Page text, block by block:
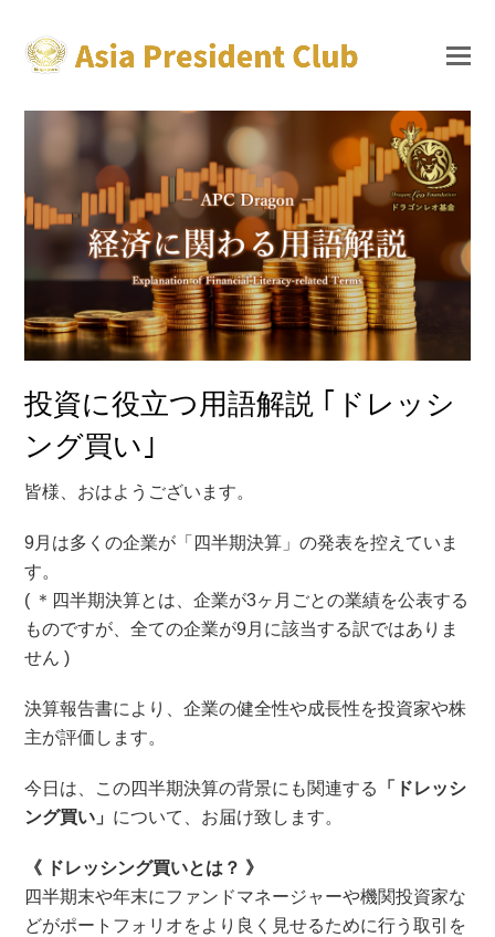
投資に役立つ用語解説 ｢ドレッシ
ング買い｣
皆様、おはようございます。
9月は多くの企業が「四半期決算」の発表を控えていま
す。
( ＊四半期決算とは、企業が3ヶ月ごとの業績を公表する
ものですが、全ての企業が9月に該当する訳ではありま
せん )
決算報告書により、企業の健全性や成長性を投資家や株
主が評価します。
今日は、この四半期決算の背景にも関連する
「ドレッシ
ング買い」 について、お届け致します。
《 ドレッシング買いとは？ 》
四半期末や年末にファンドマネージャーや機関投資家な
どがポートフォリオをより良く見せるために行う取引を